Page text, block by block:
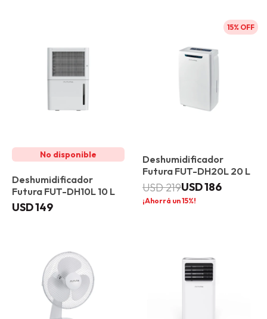
Deshumidificador
Futura FUT-DH10L 10 L
USD149
15
Deshumidificador
Futura FUT-DH20L 20 L
USD186
USD219
15